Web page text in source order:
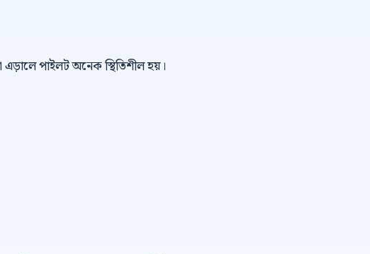
পাইলট অনেক স্থিতিশীল হয়।